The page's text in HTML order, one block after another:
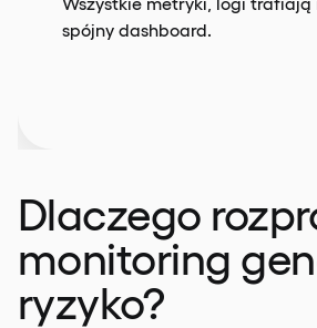
spójny dashboard.
Dlaczego
monitoring
ryzyko?